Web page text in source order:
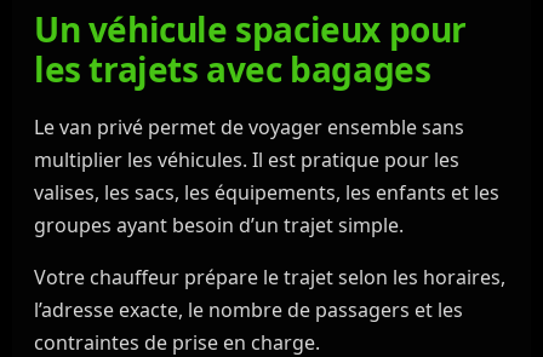
Un véhicule spacieux pour
les trajets avec bagages
Le van privé permet de voyager ensemble sans
multiplier les véhicules. Il est pratique pour les
valises, les sacs, les équipements, les enfants et les
groupes ayant besoin d’un trajet simple.
Votre chauffeur prépare le trajet selon les horaires,
l’adresse exacte, le nombre de passagers et les
contraintes de prise en charge.